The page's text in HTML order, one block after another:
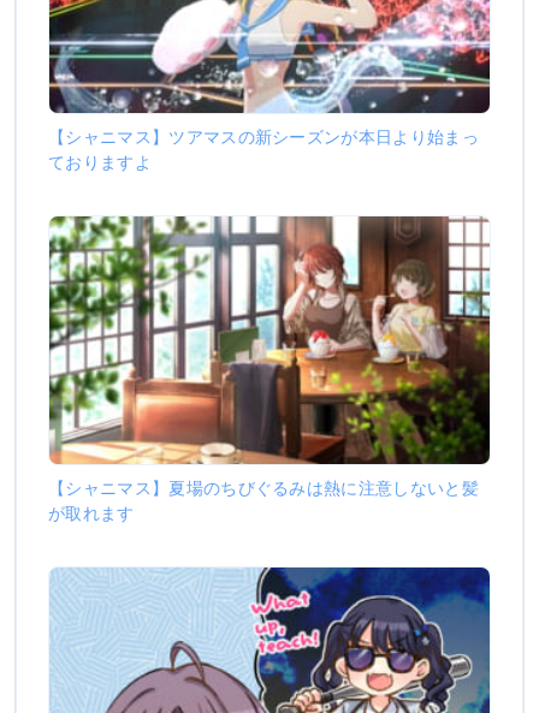
【シャニマス】ツアマスの新シーズンが本日より始まっ
ておりますよ
【シャニマス】夏場のちびぐるみは熱に注意しないと髪
が取れます